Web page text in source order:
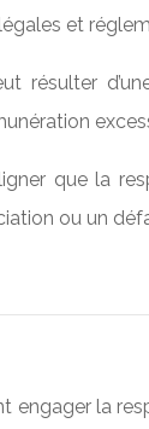
et
résulter
que la
ou un
engager la